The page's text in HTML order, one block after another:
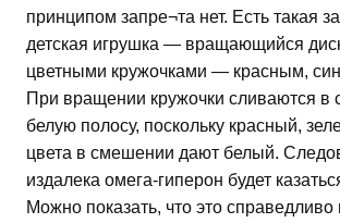
принципом запре¬та нет. Есть такая
детская игрушка — вращающийся
цветными кружочками — красным,
При вращении кружочки сливаются в
белую полосу, поскольку красный,
цвета в смешении дают белый.
издалека омега-гиперон будет
Можно показать, что это справедливо